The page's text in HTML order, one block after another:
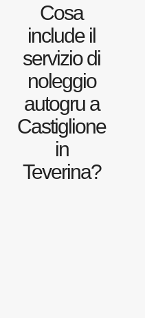
Cosa
include il
servizio di
noleggio
autogru a
Castiglione
in
Teverina?